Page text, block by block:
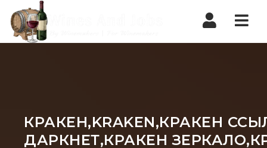
КРАКЕН,KRAKEN,КРАКЕН
ДАРКНЕТ,КРАКЕН